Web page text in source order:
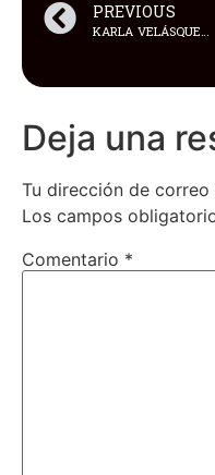
PREVIOUS
KARLA VELÁSQUEZ ANUNCIA INTENTO DE RÉCORD GUINNESS QUE REUNIRÁ A ESPECIALISTAS EN CEJAS PARA REALIZAR APLICACIONES DE HENNA EN OCHO HORAS
Deja una
Tu dirección de
Los campos
Comentario *